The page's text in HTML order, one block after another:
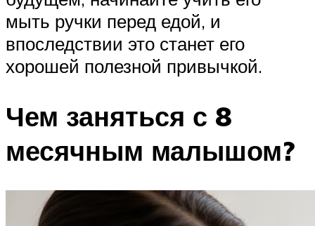
мыть ручки перед едой, и
впоследствии это станет его
хорошей полезной привычкой.
Чем заняться с 8
месячным малышом?